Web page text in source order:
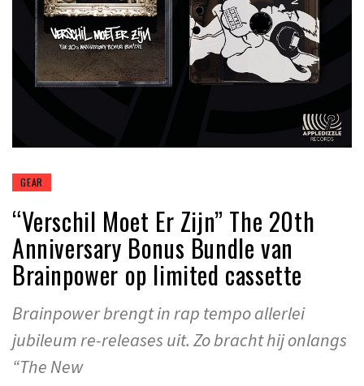
GEAR
“Verschil Moet Er Zijn” The 20th
Anniversary Bonus Bundle van
Brainpower op limited cassette
Brainpower brengt in rap tempo allerlei
jubileum re-releases uit. Zo bracht hij onlangs
“The New